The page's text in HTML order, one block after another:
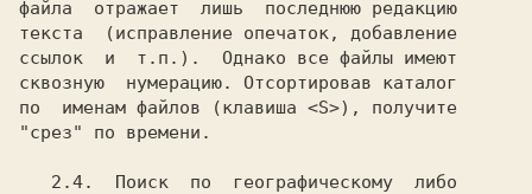
файла  отражает  лишь  последнюю редакцию
текста  (исправление опечаток, добавление
ссылок  и  т.п.).  Однако все файлы имеют
сквозную  нумерацию. Отсортировав каталог
по  именам файлов (клавиша <S>), получите
"срез" по времени.